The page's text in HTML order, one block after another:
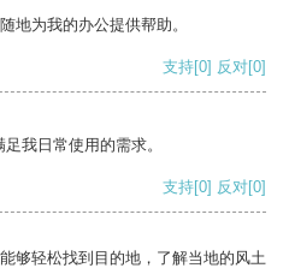
地为我的办公提供帮助。
支持[0] 反对[0]
我日常使用的需求。
支持[0] 反对[0]
够轻松找到目的地，了解当地的风土